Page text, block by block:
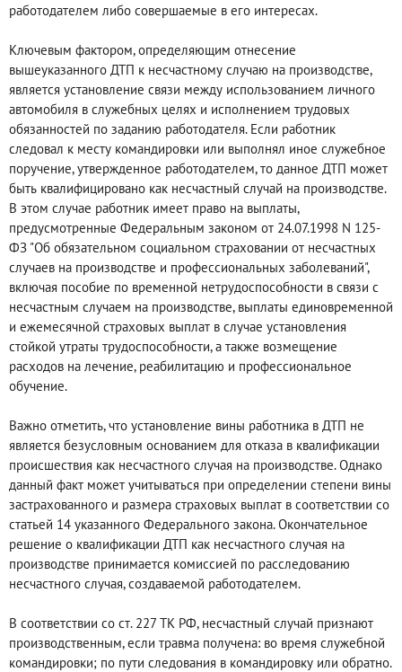
работодателем либо совершаемые в его интересах.
Ключевым фактором, определяющим отнесение
вышеуказанного ДТП к несчастному случаю на производстве,
является установление связи между использованием личного
автомобиля в служебных целях и исполнением трудовых
обязанностей по заданию работодателя. Если работник
следовал к месту командировки или выполнял иное служебное
поручение, утвержденное работодателем, то данное ДТП может
быть квалифицировано как несчастный случай на производстве.
В этом случае работник имеет право на выплаты,
предусмотренные Федеральным законом от 24.07.1998 N 125-
ФЗ "Об обязательном социальном страховании от несчастных
случаев на производстве и профессиональных заболеваний",
включая пособие по временной нетрудоспособности в связи с
несчастным случаем на производстве, выплаты единовременной
и ежемесячной страховых выплат в случае установления
стойкой утраты трудоспособности, а также возмещение
расходов на лечение, реабилитацию и профессиональное
обучение.
Важно отметить, что установление вины работника в ДТП не
является безусловным основанием для отказа в квалификации
происшествия как несчастного случая на производстве. Однако
данный факт может учитываться при определении степени вины
застрахованного и размера страховых выплат в соответствии со
статьей 14 указанного Федерального закона. Окончательное
решение о квалификации ДТП как несчастного случая на
производстве принимается комиссией по расследованию
несчастного случая, создаваемой работодателем.
В соответствии со ст. 227 ТК РФ, несчастный случай признают
производственным, если травма получена: во время служебной
командировки; по пути следования в командировку или обратно.